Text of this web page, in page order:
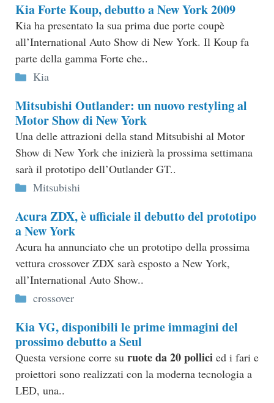
Kia Forte Koup, debutto a New York 2009
Kia ha presentato la sua prima due porte coupè
all’International Auto Show di New York. Il Koup fa
parte della gamma Forte che..
Categorie
Kia
Mitsubishi Outlander: un nuovo restyling al
Motor Show di New York
Una delle attrazioni della stand Mitsubishi al Motor
Show di New York che inizierà la prossima settimana
sarà il prototipo dell’Outlander GT..
Categorie
Mitsubishi
Acura ZDX, è ufficiale il debutto del prototipo
a New York
Acura ha annunciato che un prototipo della prossima
vettura crossover ZDX sarà esposto a New York,
all’International Auto Show..
Categorie
crossover
Kia VG, disponibili le prime immagini del
prossimo debutto a Seul
Questa versione corre su ruote da 20 pollici ed i fari e
proiettori sono realizzati con la moderna tecnologia a
LED, una..